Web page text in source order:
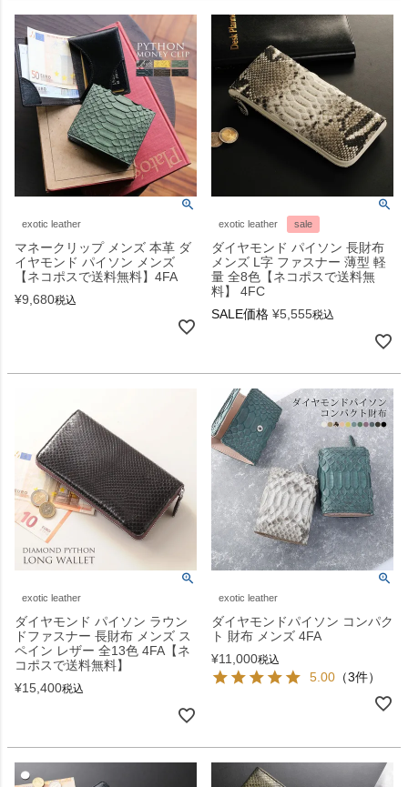
exotic leather
マネークリップ メンズ 本革 ダ
イヤモンド パイソン メンズ
【ネコポスで送料無料】4FA
¥9,680税込
exotic leather sale
ダイヤモンド パイソン 長財布
メンズ L字 ファスナー 薄型 軽
量 全8色【ネコポスで送料無
料】 4FC
SALE価格 ¥5,555税込
exotic leather
ダイヤモンド パイソン ラウン
ドファスナー 長財布 メンズ ス
ペイン レザー 全13色 4FA【ネ
コポスで送料無料】
¥15,400税込
exotic leather
ダイヤモンドパイソン コンパク
ト 財布 メンズ 4FA
¥11,000税込
5.00 （3件）